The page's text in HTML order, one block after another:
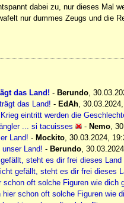
dabei zu, nur dieses Mal
nur dummes Zeugs und die
das Land! - Berundo,
das Land! - EdAh,
eintritt werden die
... si tacuisses
- Nemo,
Land! - Mockito, 30.03.2024,
Land! - Berundo,
steht es dir frei dieses
gefällt, steht es dir frei dieses
schon oft solche Figuren wie dich
hier schon oft solche Figuren wie